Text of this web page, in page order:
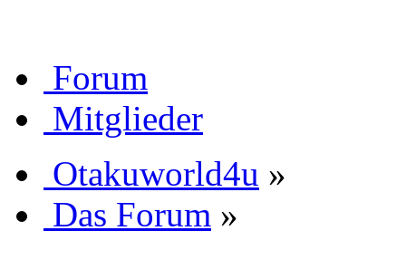
Forum
Mitglieder
Otakuworld4u »
Das Forum »